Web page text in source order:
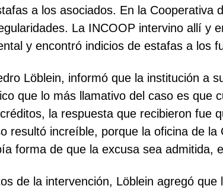
a los asociados. En la
La INCOOP intervino allí y
y encontró indicios de estafas a los
Löblein, informó que la institución a
que lo más llamativo del caso es que
la respuesta que recibieron fue
resultó increíble, porque la oficina de
forma de que la excusa sea admitida,
de la intervención, Löblein agregó